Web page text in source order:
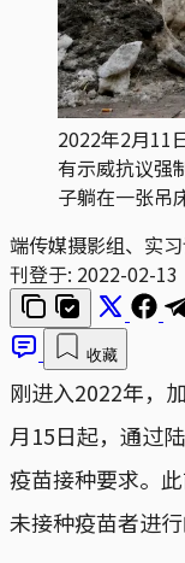
2022年2月11
有示威抗议强
子躺在一张吊
端传媒摄影组、实
刊登于: 2022-02-13
收藏
刚进入2022年，
月15日起，通过
疫苗接种要求。
未接种疫苗者进